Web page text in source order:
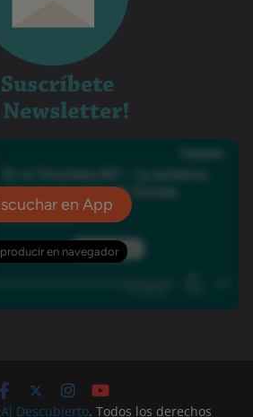
Al Descubierto. Todos los derechos